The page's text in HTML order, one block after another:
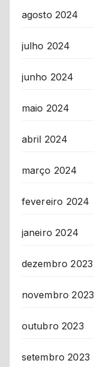
agosto 2024
julho 2024
junho 2024
maio 2024
abril 2024
março 2024
fevereiro 2024
janeiro 2024
dezembro 2023
novembro 2023
outubro 2023
setembro 2023